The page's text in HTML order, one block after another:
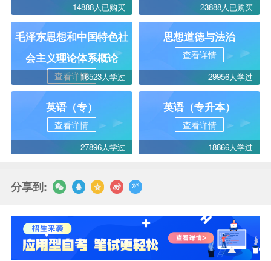
14888人已购买 23888人已购买
毛泽东思想和中国特色社
会主义理论体系概论
查看详情16523人学过
思想道德与法治
查看详情
29956人学过
英语（专）
查看详情
27896人学过
英语（专升本）
查看详情
18866人学过
分享到: